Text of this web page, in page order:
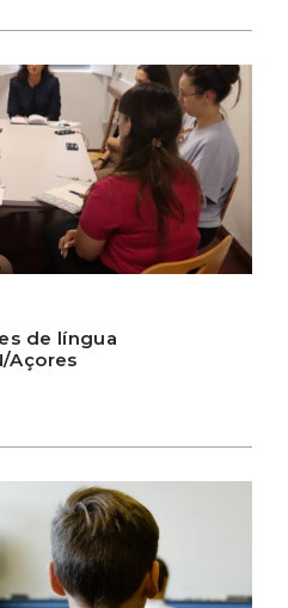
de língua
Açores